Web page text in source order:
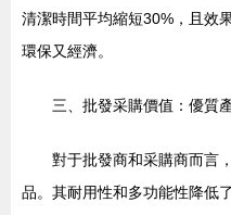
清潔時間平均縮短30%，且效
環保又經濟。
三、批發采購價值：優質
對于批發商和采購商而言
品。其耐用性和多功能性降低